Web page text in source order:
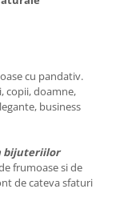
cu pandativ.
copii, doamne,
business
bijuteriilor
frumoase si de
de cateva sfaturi